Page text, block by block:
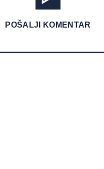
POŠALJI KOMENTAR